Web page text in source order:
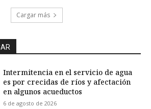
Cargar más
Intermitencia en el servicio de agua
es por crecidas de ríos y afectación
en algunos acueductos
6 de agosto de 2026